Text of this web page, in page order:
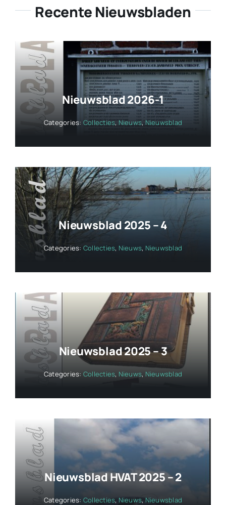
Recente Nieuwsbladen
Nieuwsblad 2026-1
Categories: Collecties, Nieuws, Nieuwsblad
Nieuwsblad 2025 – 4
Categories: Collecties, Nieuws, Nieuwsblad
Nieuwsblad 2025 – 3
Categories: Collecties, Nieuws, Nieuwsblad
Nieuwsblad HVAT 2025 – 2
Categories: Collecties, Nieuws,Nieuwsblad